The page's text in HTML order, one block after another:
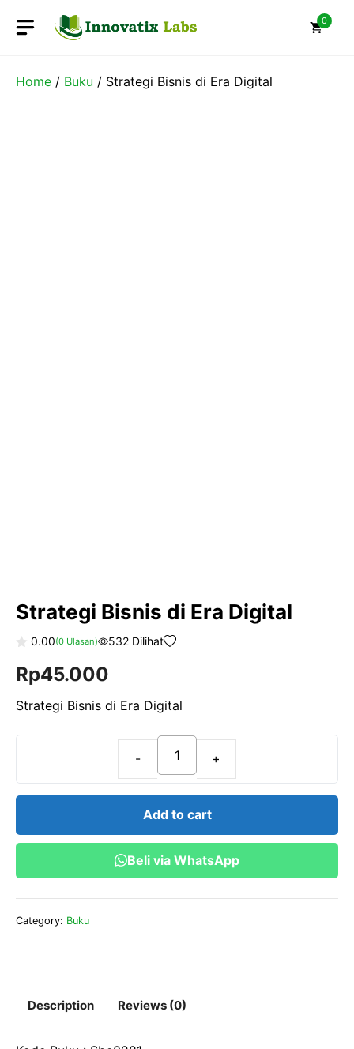
0
Home / Buku / Strategi Bisnis di Era Digital
Strategi Bisnis di Era Digital
o
u
o
f
0.00(0Ulasan) 532 Dilihat
Rp45.000
Strategi Bisnis di Era Digital
Strategi
Bisnis
Digital
quantity
Add to cart
Beli via WhatsApp
Category: Buku
Description Reviews (0)